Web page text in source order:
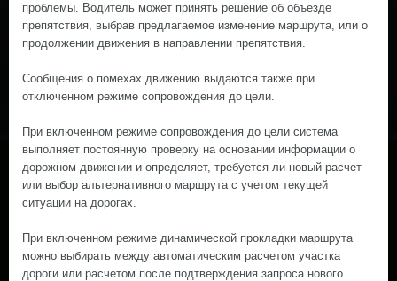
проблемы. Водитель может принять решение об объезде
препятствия, выбрав предлагаемое изменение маршрута, или о
продолжении движения в направлении препятствия.
Сообщения о помехах движению выдаются также при
отключенном режиме сопровождения до цели.
При включенном режиме сопровождения до цели система
выполняет постоянную проверку на основании информации о
дорожном движении и определяет, требуется ли новый расчет
или выбор альтернативного маршрута с учетом текущей
ситуации на дорогах.
При включенном режиме динамической прокладки маршрута
можно выбирать между автоматическим расчетом участка
дороги или расчетом после подтверждения запроса нового